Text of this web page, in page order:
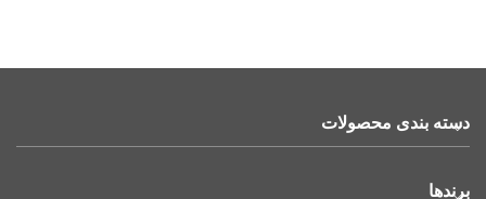
دسته بندی محصولات
برندها